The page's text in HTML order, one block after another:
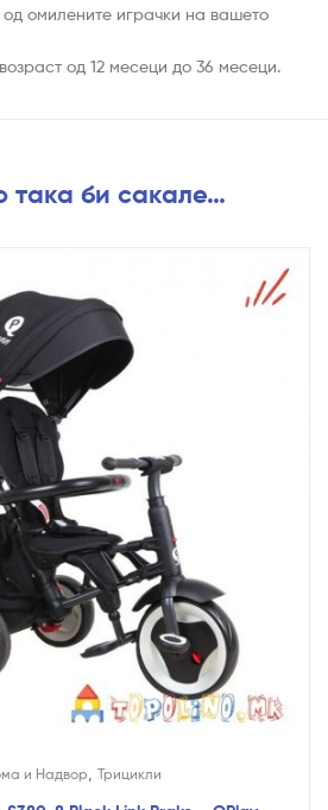
од омилените играчки на вашето
од 12 месеци до 36 месеци.
така би сакале…
и Надвор Трицикли